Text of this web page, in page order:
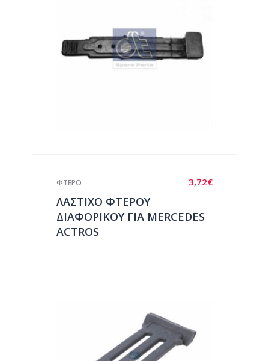
3,72€
ΦΤΕΡΟ
ΛΑΣΤΙΧΟ ΦΤΕΡΟΥ
ΔΙΑΦΟΡΙΚΟΥ ΓΙΑ MERCEDES
ACTROS